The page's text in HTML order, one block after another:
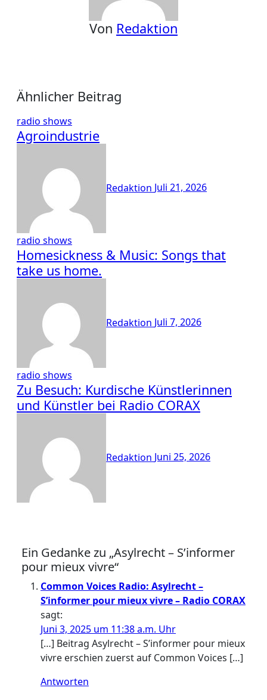
Von Redaktion
Ähnlicher Beitrag
radio shows
Agroindustrie
Redaktion Juli 21, 2026
radio shows
Homesickness & Music: Songs that
take us home.
Redaktion Juli 7, 2026
radio shows
Zu Besuch: Kurdische Künstlerinnen
und Künstler bei Radio CORAX
Redaktion Juni 25, 2026
Ein Gedanke zu „Asylrecht – S’informer
pour mieux vivre“
Common Voices Radio: Asylrecht –
S’informer pour mieux vivre – Radio CORAX
sagt:
Juni 3, 2025 um 11:38 a.m. Uhr
[…] Beitrag Asylrecht – S’informer pour mieux
vivre erschien zuerst auf Common Voices […]
Antworten